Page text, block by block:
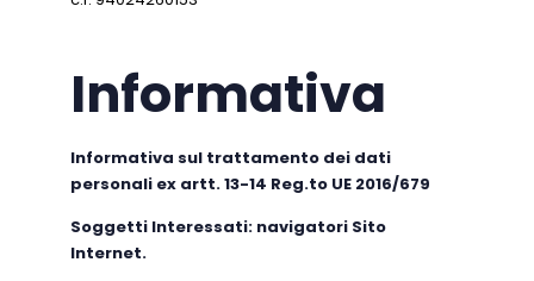
Informativa
Informativa sul trattamento dei dati
personali ex artt. 13-14 Reg.to UE 2016/679
Soggetti Interessati: navigatori Sito
Internet.